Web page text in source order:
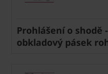
Prohlášení o shodě
obkladový pásek